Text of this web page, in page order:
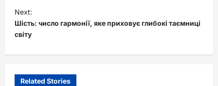
s
t
n
a
Next:
Шість: число гармонії, яке приховує глибокі таємниці
світу
Related Stories